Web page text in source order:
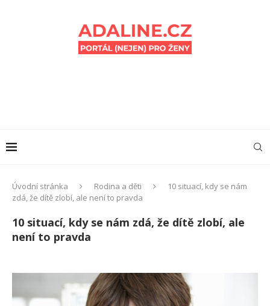
Úvodní stránka Rodina a děti
10 situací, kdy se nám
zdá, že dítě zlobí, ale není to pravda
10 situací, kdy se nám zdá, že dítě zlobí, ale
není to pravda